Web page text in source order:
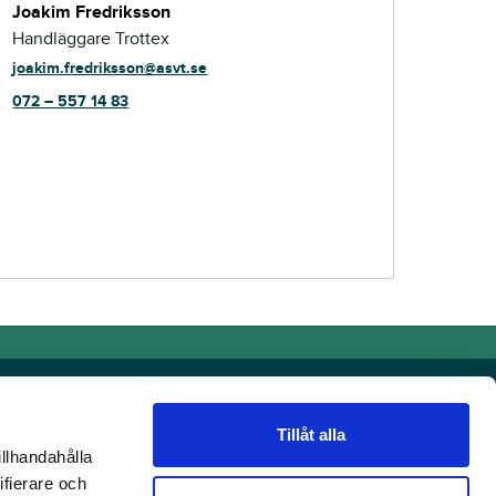
och
Tillåt alla
Joakim Fredriksson
Handläggare Trottex
joakim.fredriksson@asvt.se
072 – 557 14 83